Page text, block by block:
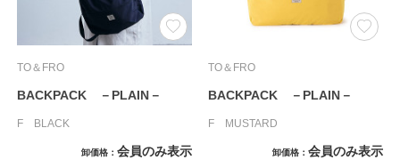
TO＆FRO
BACKPACK －PLAIN－
F BLACK
卸価格 会員のみ表示
TO＆FRO
BACKPACK －PLAIN－
F MUSTARD
卸価格 会員のみ表示